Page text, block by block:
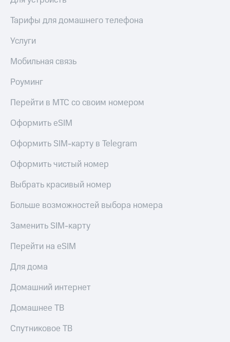
Тарифы для домашнего телефона
Услуги
Мобильная связь
Роуминг
Перейти в МТС со своим номером
Оформить eSIM
Оформить SIM-карту в Telegram
Оформить чистый номер
Выбрать красивый номер
Больше возможностей выбора номера
Заменить SIM-карту
Перейти на eSIM
Для дома
Домашний интернет
Домашнее ТВ
Спутниковое ТВ